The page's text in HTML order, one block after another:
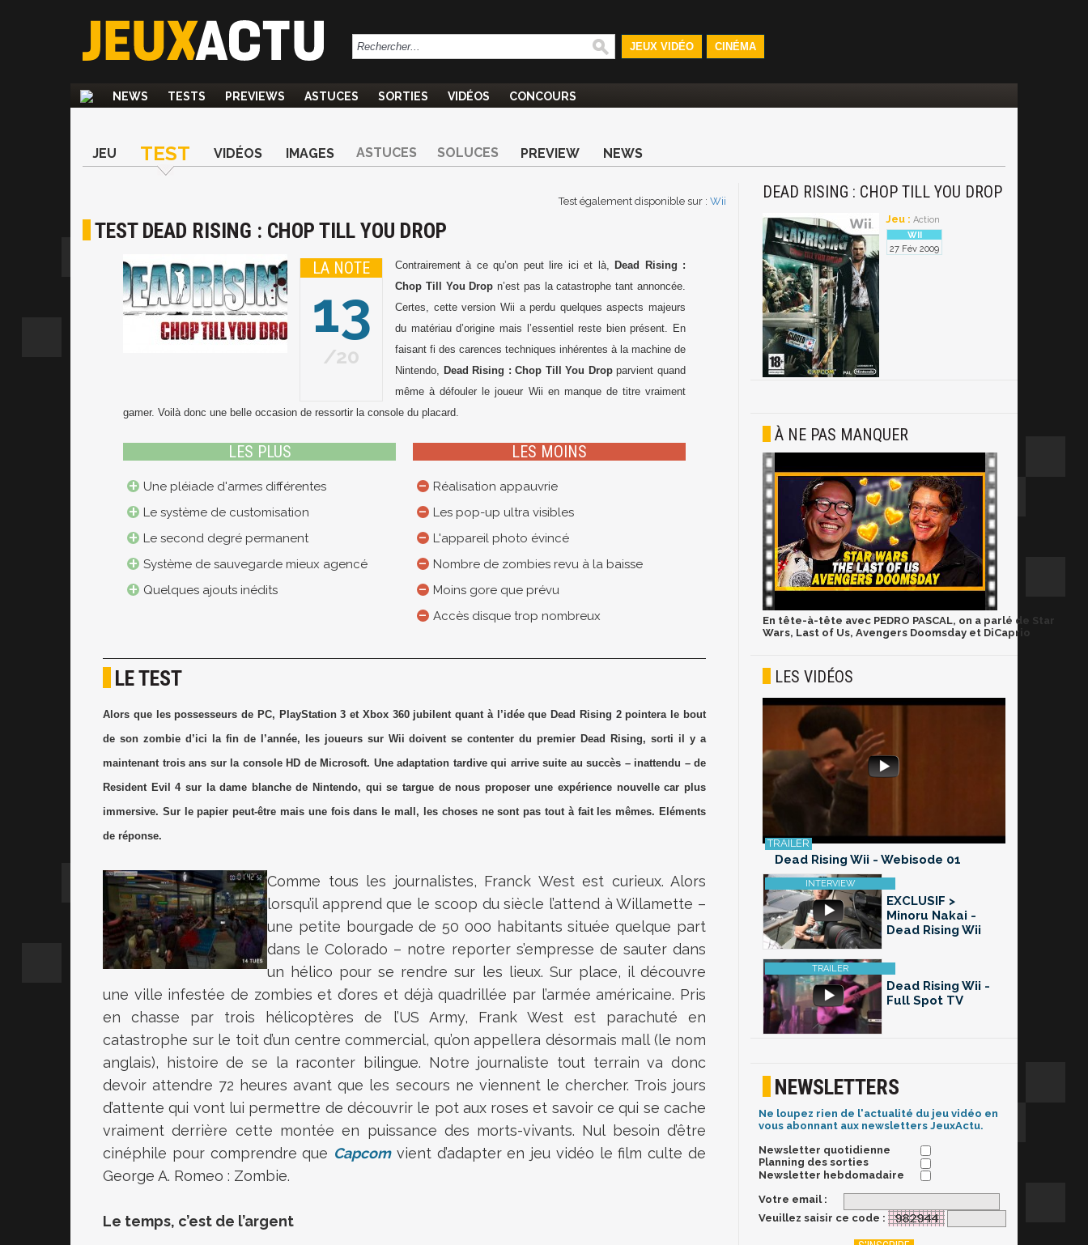
JEUX VIDÉO CINÉMA
NEWS TESTS PREVIEWS ASTUCES SORTIES VIDÉOS CONCOURS
JEU TEST VIDÉOS IMAGES ASTUCES SOLUCES PREVIEW NEWS
Test également disponible sur : Wii
TEST DEAD RISING : CHOP TILL YOU DROP
LA NOTE
13
20
Contrairement à ce qu’on peut lire ici et là, Dead Rising :
Chop Till You Drop n’est pas la catastrophe tant annoncée.
Certes, cette version Wii a perdu quelques aspects majeurs
du matériau d’origine mais l’essentiel reste bien présent. En
faisant fi des carences techniques inhérentes à la machine de
Nintendo, Dead Rising : Chop Till You Dropparvient quand
même à défouler le joueur Wii en manque de titre vraiment
gamer. Voilà donc une belle occasion de ressortir la console du placard.
LES PLUS
Une pléiade d'armes différentes
Le système de customisation
Le second degré permanent
Système de sauvegarde mieux agencé
Quelques ajouts inédits
LES MOINS
Réalisation appauvrie
Les pop-up ultra visibles
L'appareil photo évincé
Nombre de zombies revu à la baisse
Moins gore que prévu
Accès disque trop nombreux
LE TEST
Alors que les possesseurs de PC, PlayStation 3 et Xbox 360 jubilent quant à l’idée que Dead Rising 2 pointera le bout
de son zombie d’ici la fin de l’année, les joueurs sur Wii doivent se contenter du premier Dead Rising, sorti il y a
maintenant trois ans sur la console HD de Microsoft. Une adaptation tardive qui arrive suite au succès – inattendu – de
Resident Evil 4 sur la dame blanche de Nintendo, qui se targue de nous proposer une expérience nouvelle car plus
immersive. Sur le papier peut-être mais une fois dans le mall, les choses ne sont pas tout à fait les mêmes. Eléments
de réponse.
Comme tous les journalistes, Franck West est curieux. Alors
lorsqu’il apprend que le scoop du siècle l’attend à Willamette –
une petite bourgade de 50 000 habitants située quelque part
dans le Colorado – notre reporter s’empresse de sauter dans
un hélico pour se rendre sur les lieux. Sur place, il découvre
une ville infestée de zombies et d’ores et déjà quadrillée par l’armée américaine. Pris
en chasse par trois hélicoptères de l’US Army, Frank West est parachuté en
catastrophe sur le toit d’un centre commercial, qu’on appellera désormais mall (le nom
anglais), histoire de se la raconter bilingue. Notre journaliste tout terrain va donc
devoir attendre 72 heures avant que les secours ne viennent le chercher. Trois jours
d’attente qui vont lui permettre de découvrir le pot aux roses et savoir ce qui se cache
vraiment derrière cette montée en puissance des morts-vivants. Nul besoin d’être
cinéphile pour comprendre que Capcomvient d’adapter en jeu vidéo le film culte de
George A. Romeo : Zombie.
Le temps, c’est de l’argent
DEAD RISING : CHOP TILL YOU DROP
Jeu : Action
27 Fév 2009
À NE PAS MANQUER
En tête-à-tête avec PEDRO PASCAL, on a parlé de Star
Wars, Last of Us, Avengers Doomsday et DiCaprio
LES VIDÉOS
Dead Rising Wii - Webisode 01
EXCLUSIF >
Minoru Nakai -
Dead Rising Wii
Dead Rising Wii -
Full Spot TV
NEWSLETTERS
Ne loupez rien de l'actualité du jeu vidéo en
vous abonnant aux newsletters JeuxActu.
Newsletter quotidienne
Planning des sorties
Newsletter hebdomadaire
Votre email :
Veuillez saisir ce code :